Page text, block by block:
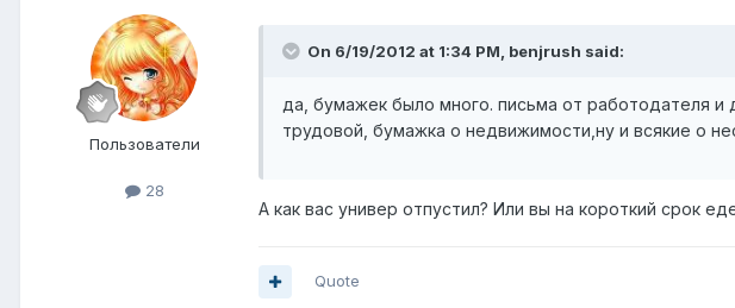
Пользователи
28
On 6/19/2012 at 1:34 PM, benjrush said:
да, бумажек было много. письма от работодателя и
трудовой, бумажка о недвижимости,ну и всякие о
А как вас универ отпустил? Или вы на короткий срок
Quote